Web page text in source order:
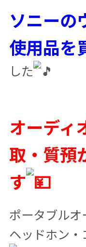
ソニーの
使用品を
した
オーディ
取・質預
す
ポータブルオ
ヘッドホン